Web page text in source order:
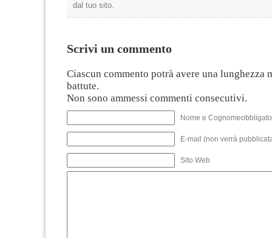
dal tuo sito.
Scrivi un commento
Ciascun commento potrà avere una lunghezza
battute.
Non sono ammessi commenti consecutivi.
Nome e
E-mail (non verrà
Sito Web